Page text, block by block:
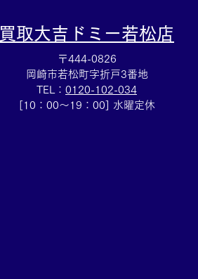
買取大吉ドミー若松店
〒444-0826
岡崎市若松町字折戸3番地
TEL： 0120-102-034
[10：00～19：00] 水曜定休